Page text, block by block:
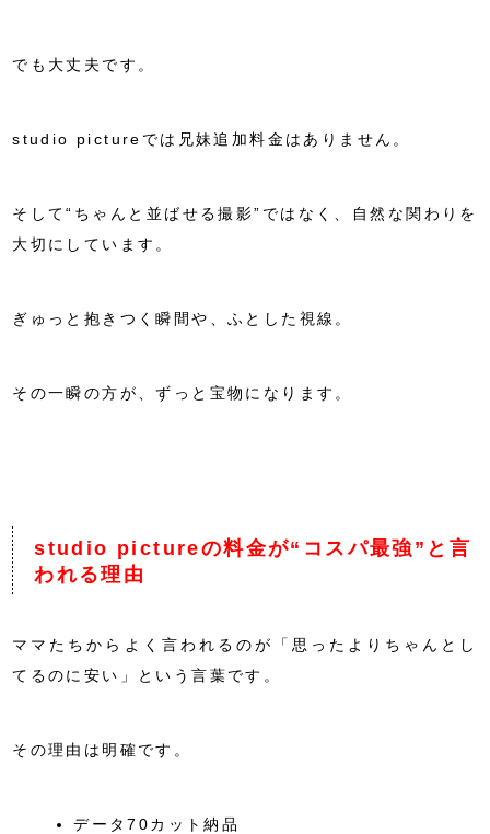
でも大丈夫です。
studio pictureでは兄妹追加料金はありません。
そして“ちゃんと並ばせる撮影”ではなく、自然な関わりを
大切にしています。
ぎゅっと抱きつく瞬間や、ふとした視線。
その一瞬の方が、ずっと宝物になります。
studio pictureの料金が“コスパ最強”と言
われる理由
ママたちからよく言われるのが「思ったよりちゃんとし
てるのに安い」という言葉です。
その理由は明確です。
データ70カット納品